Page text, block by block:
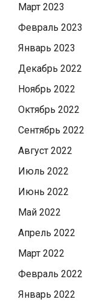
Март 2023
Февраль 2023
Январь 2023
Декабрь 2022
Ноябрь 2022
Октябрь 2022
Сентябрь 2022
Август 2022
Июль 2022
Июнь 2022
Май 2022
Апрель 2022
Март 2022
Февраль 2022
Январь 2022